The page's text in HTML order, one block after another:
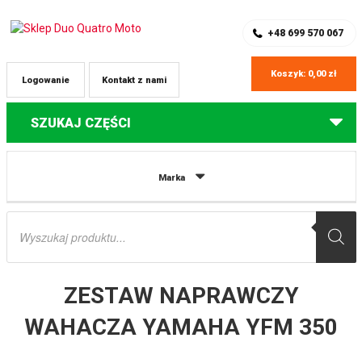
+48 699 570 067
Kontakt z nami
Logowanie
Koszyk: 0,00 zł
SZUKAJ CZĘŚCI
Marka
Wyszukiwarka
Części do quadów Yamaha
ZESTAW NAPRAWCZY
WAHACZA YAMAHA YFM 350